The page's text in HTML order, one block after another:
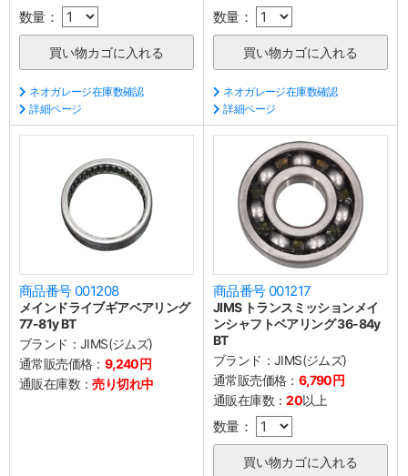
数量：
ネオガレージ在庫数確認
詳細ページ
数量：
ネオガレージ在庫数確認
詳細ページ
商品番号 001208
メインドライブギアベアリング
77-81y BT
ブランド： JIMS(ジムズ)
通常販売価格： 9,240円
通販在庫数：売り切れ中
商品番号 001217
JIMS トランスミッションメイ
ンシャフトベアリング 36-84y
BT
ブランド： JIMS(ジムズ)
通常販売価格： 6,790円
通販在庫数：20以上
数量：